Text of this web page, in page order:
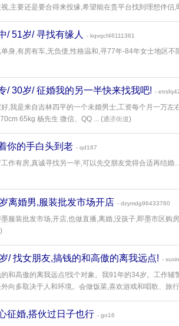
,主要还是要合得来投缘,希望能在贵平台找到理想伴侣,
/ 51岁/ 寻找有缘人 - kqvqcf46111361
身,有房有车,无负债,性格温和,寻77年-84年女士地区不
/ 30岁/ 征婚我的另一半快来找我吧! -
好,我是来自吉林四平的一个未婚男士,工资每个月一万
65kg 杨先生 微信、QQ ... (通济街道)
你的手白头到老 - qd167
作有房,真诚寻找另一半,可以先交朋友觉得合适再结婚...
离婚男,服装批发市场开店 - dzymdg96433760
服装批发市场,开店,也做直播,离婚,没孩子,即墨市区购
)
/ 找女朋友,搞钱的和高傲的离我远点! -
和高傲的离我远点!找个对象。我91年的34岁。工作
向多取决于人和环境。会做饭菜,喜欢游戏和唱歌、旅
征婚,搭伙过日子也行 - go16